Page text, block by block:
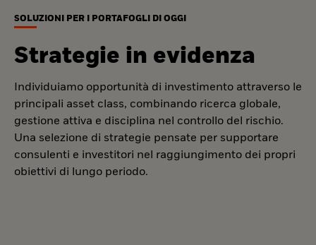
SOLUZIONI PER I PORTAFOGLI DI OGGI
Strategie in evidenza
Individuiamo opportunità di investimento attraverso le
principali asset class, combinando ricerca globale,
gestione attiva e disciplina nel controllo del rischio.
Una selezione di strategie pensate per supportare
consulenti e investitori nel raggiungimento dei propri
obiettivi di lungo periodo.